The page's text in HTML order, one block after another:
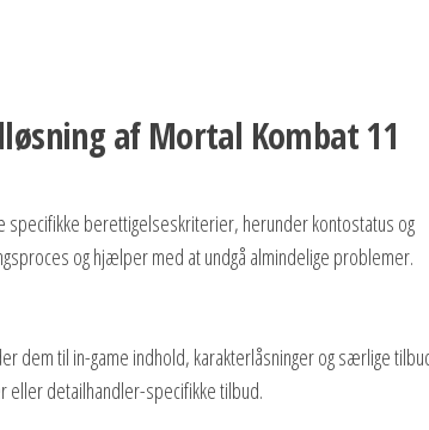
af Mortal Kombat 11
specifikke berettigelseskriterier, herunder kontostatus og
og hjælper med at undgå almindelige problemer.
dem til in-game indhold, karakterlåsninger og særlige
eller detailhandler-specifikke tilbud.